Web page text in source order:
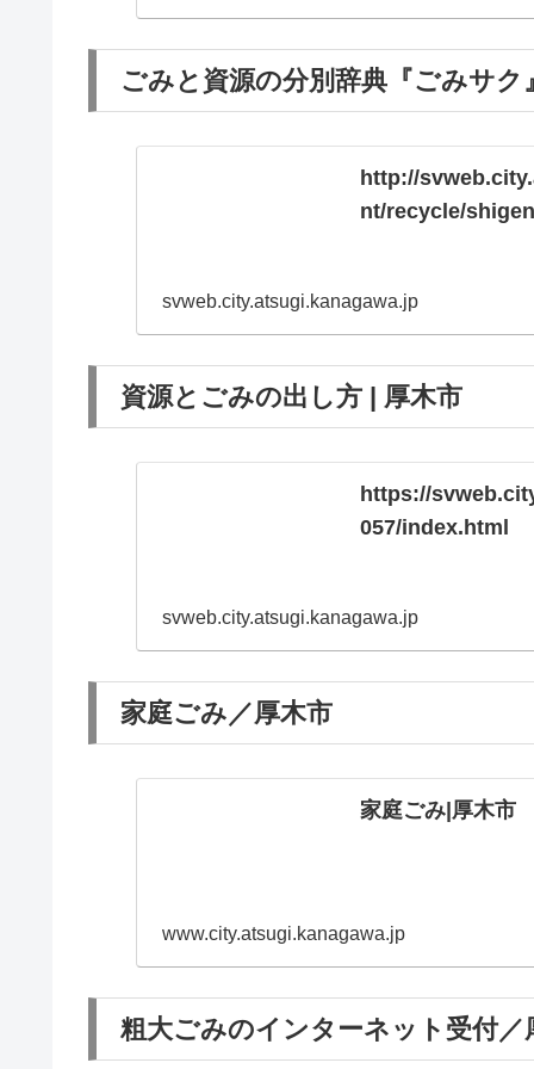
ごみと資源の分別辞典『ごみサ
http://
nt/recycle/
svweb.city.atsugi.kanagawa.jp
資源とごみの出し方 | 厚木市
https://
057/index.html
svweb.city.atsugi.kanagawa.jp
家庭ごみ／厚木市
家庭ごみ|厚木市
www.city.atsugi.kanagawa.jp
粗大ごみのインターネット受付／